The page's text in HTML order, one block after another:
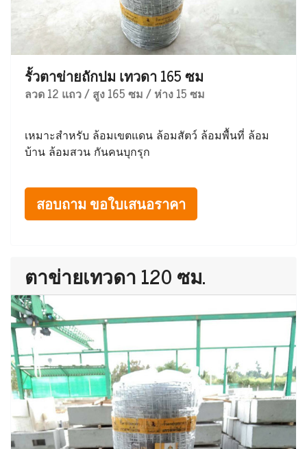
รั้วตาข่ายถักปม เทวดา 165 ซม
ลวด 12 แถว / สูง 165 ซม / ห่าง 15 ซม
เหมาะสำหรับ ล้อมเขตแดน ล้อมสัตว์ ล้อมพื้นที่ ล้อม
บ้าน ล้อมสวน กันคนบุกรุก
สอบถาม ขอใบเสนอราคา
ตาข่ายเทวดา 120 ซม.